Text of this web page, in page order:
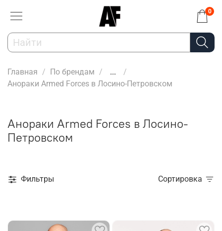
0
Главная По брендам
...
Анораки Armed Forces в Лосино-Петровском
Анораки Armed Forces в Лосино-
Петровском
Фильтры Сортировка